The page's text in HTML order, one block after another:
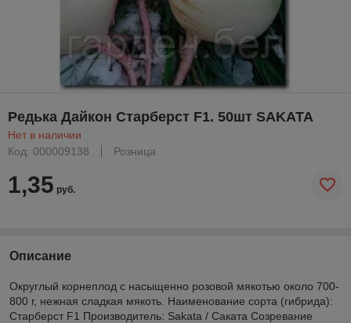
Редька Дайкон Старберст F1. 50шт SAKATA
Нет в наличии
Код: 000009138
Розница
1,35 руб.
Описание
Округлый корнеплод с насыщенно розовой мякотью около 700-
800 г, нежная сладкая мякоть. Наименование сорта (гибрида):
Старберст F1 Производитель: Sakata / Саката Созревание